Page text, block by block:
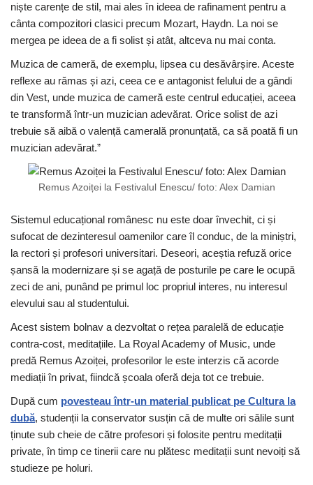
niște carențe de stil, mai ales în ideea de rafinament pentru a
cânta compozitori clasici precum Mozart, Haydn. La noi se
mergea pe ideea de a fi solist și atât, altceva nu mai conta.
Muzica de cameră, de exemplu, lipsea cu desăvârșire. Aceste
reflexe au rămas și azi, ceea ce e antagonist felului de a gândi
din Vest, unde muzica de cameră este centrul educației, aceea
te transformă într-un muzician adevărat. Orice solist de azi
trebuie să aibă o valență camerală pronunțată, ca să poată fi un
muzician adevărat.”
Remus Azoiței la Festivalul Enescu/ foto: Alex Damian
Sistemul educațional românesc nu este doar învechit, ci și
sufocat de dezinteresul oamenilor care îl conduc, de la miniștri,
la rectori și profesori universitari. Deseori, aceștia refuză orice
șansă la modernizare și se agață de posturile pe care le ocupă
zeci de ani, punând pe primul loc propriul interes, nu interesul
elevului sau al studentului.
Acest sistem bolnav a dezvoltat o rețea paralelă de educație
contra-cost, meditațiile. La Royal Academy of Music, unde
predă Remus Azoiței, profesorilor le este interzis că acorde
mediații în privat, fiindcă școala oferă deja tot ce trebuie.
După cum povesteau într-un material publicat pe Cultura la
dubă, studenții la conservator susțin că de multe ori sălile sunt
ținute sub cheie de către profesori și folosite pentru meditații
private, în timp ce tinerii care nu plătesc meditații sunt nevoiți să
studieze pe holuri.